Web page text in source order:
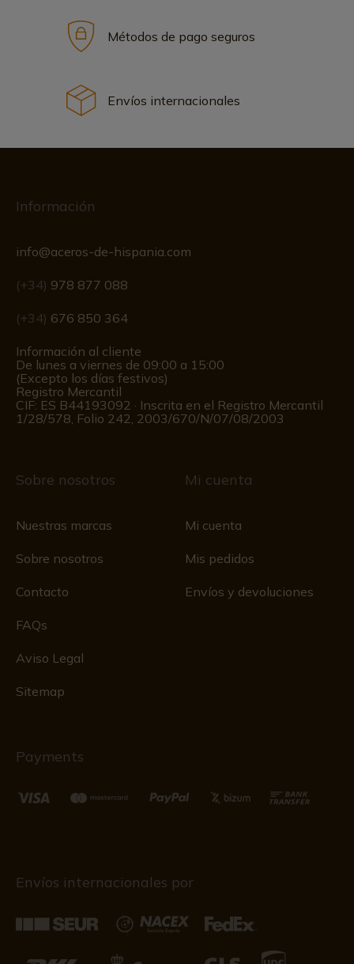
Métodos de pago seguros
Envíos internacionales
Información
info@aceros-de-hispania.com
(+34) 978 877 088
(+34) 676 850 364
Información al cliente
De lunes a viernes de 09:00 a 15:00
(Excepto los días festivos)
Registro Mercantil
CIF: ES B44193092 · Inscrita en el Registro Mercantil
1/28/578, Folio 242, 2003/670/N/07/08/2003
Sobre nosotros
Nuestras marcas
Sobre nosotros
Contacto
FAQs
Aviso Legal
Sitemap
Mi cuenta
Mi cuenta
Mis pedidos
Envíos y devoluciones
Payments
Envíos internacionales por